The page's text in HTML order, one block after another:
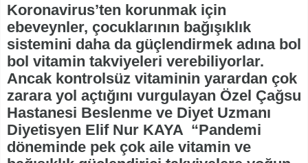
Koronavirus’ten korunmak için
ebeveynler, çocuklarının bağışıklık
sistemini daha da güçlendirmek adına bol
bol vitamin takviyeleri verebiliyorlar.
Ancak kontrolsüz vitaminin yarardan çok
zarara yol açtığını vurgulayan Özel Çağsu
Hastanesi Beslenme ve Diyet Uzmanı
Diyetisyen Elif Nur KAYA “Pandemi
döneminde pek çok aile vitamin ve